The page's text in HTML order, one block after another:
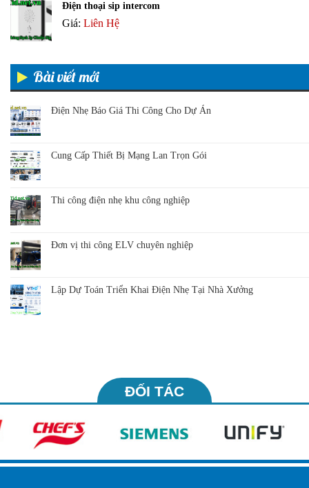
Điện thoại sip intercom
Giá: Liên Hệ
Bài viết mới
Điện Nhẹ Báo Giá Thi Công Cho Dự Án
Cung Cấp Thiết Bị Mạng Lan Trọn Gói
Thi công điện nhẹ khu công nghiệp
Đơn vị thi công ELV chuyên nghiệp
Lập Dự Toán Triển Khai Điện Nhẹ Tại Nhà Xưởng
ĐỐI TÁC